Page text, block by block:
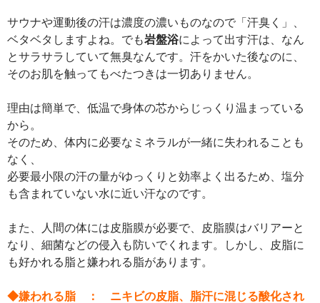
サウナや運動後の汗は濃度の濃いものなので「汗臭く」、
ベタベタしますよね。でも岩盤浴によって出す汗は、なん
とサラサラしていて無臭なんです。汗をかいた後なのに、
そのお肌を触ってもべたつきは一切ありません。
理由は簡単で、低温で身体の芯からじっくり温まっている
から。
そのため、体内に必要なミネラルが一緒に失われることも
なく、
必要最小限の汗の量がゆっくりと効率よく出るため、塩分
も含まれていない水に近い汗なのです。
また、人間の体には皮脂膜が必要で、皮脂膜はバリアーと
なり、細菌などの侵入も防いでくれます。しかし、皮脂に
も好かれる脂と嫌われる脂があります。
◆嫌われる脂 ： ニキビの皮脂、脂汗に混じる酸化され